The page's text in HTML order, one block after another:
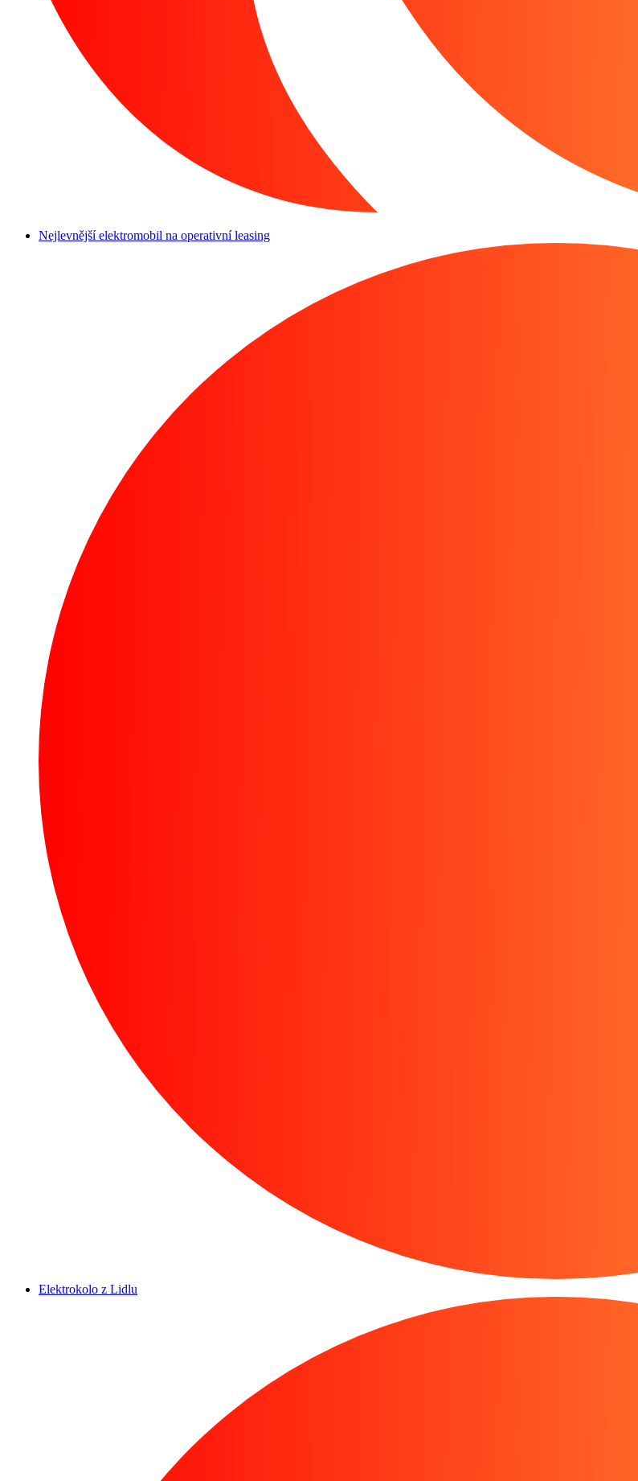
Nejlevnější elektromobil na operativní leasing
Elektrokolo z Lidlu